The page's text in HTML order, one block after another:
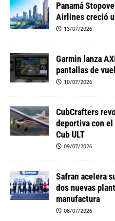
Panamá
Airlines creció
13/07/2026
Garmin lanza
pantallas de
10/07/2026
CubCrafters
deportiva con
Cub ULT
09/07/2026
Safran acelera
dos nuevas
manufactura
08/07/2026